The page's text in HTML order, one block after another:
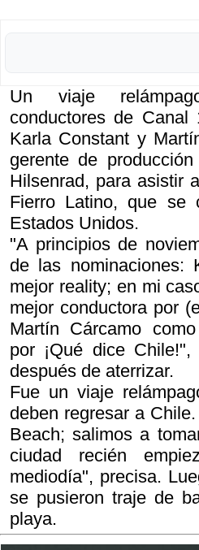
Un viaje
conductores de Canal
Karla Constant y
gerente de
Hilsenrad, para asistir
Fierro Latino, que se
Estados Unidos.
"A principios de
de las nominaciones:
mejor reality; en mi
mejor conductora por
Martín Cárcamo
por ¡Qué dice Chile!",
después de aterrizar.
Fue un viaje
deben regresar a
Beach; salimos a
ciudad recién
mediodía", precisa.
se pusieron traje de
playa.